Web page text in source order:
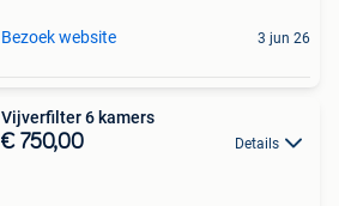
Bezoek website 3 jun 26
Vijverfilter 6 kamers
€ 750,00 Details